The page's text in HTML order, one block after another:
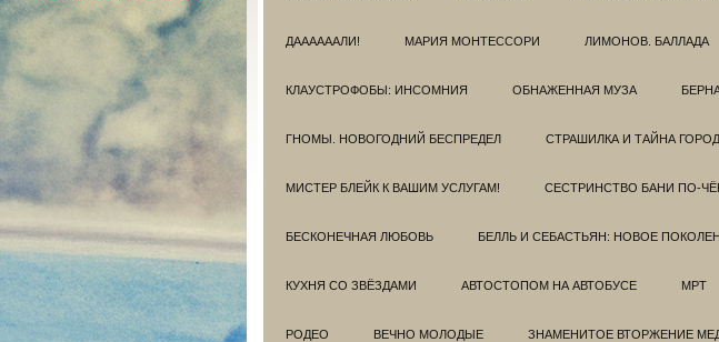
ДААААААЛИ! МАРИЯ МОНТЕССОРИ ЛИМОНОВ. БАЛЛАДА
КЛАУСТРОФОБЫ: ИНСОМНИЯ ОБНАЖЕННАЯ МУЗА
ГНОМЫ. НОВОГОДНИЙ БЕСПРЕДЕЛ СТРАШИЛКА И ТАЙНА
МИСТЕР БЛЕЙК К ВАШИМ УСЛУГАМ! СЕСТРИНСТВО БАНИ ПО-
БЕСКОНЕЧНАЯ ЛЮБОВЬ БЕЛЛЬ И СЕБАСТЬЯН: НОВОЕ
КУХНЯ СО ЗВЁЗДАМИ АВТОСТОПОМ НА АВТОБУСЕ МРТ
РОДЕО ВЕЧНО МОЛОДЫЕ ЗНАМЕНИТОЕ ВТОРЖЕНИЕ